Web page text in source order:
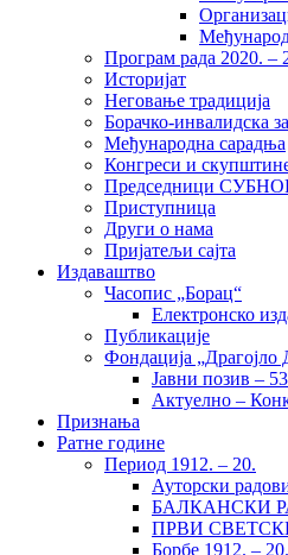
Програм рада 2020. –
Историјат
Неговање традиција
Борачко-инвалидска
Међународна сарадња
Конгреси и
Председници
Приступница
Други о нама
Пријатељи сајта
Издаваштво
Часопис „Борац“
Електронско
Публикације
Фондација „Драгојло
Јавни позив –
Актуелно –
Признања
Ратне године
Период 1912. – 20.
Ауторски
БАЛКАНСКИ
ПРВИ
Борбе 1912. – 20.